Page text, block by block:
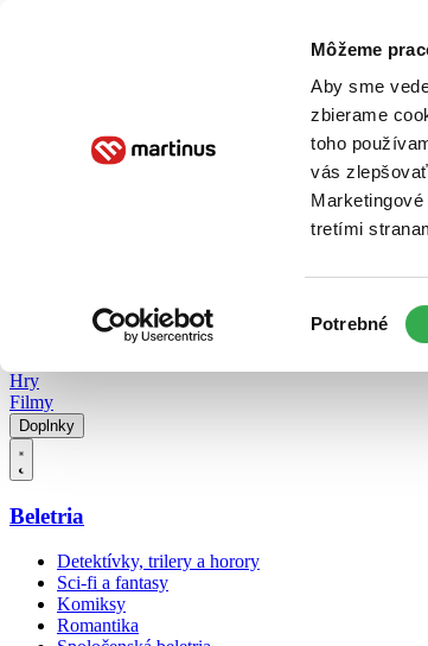
Môžeme
Aby sme
zbierame
toho
vás
tretími
súhlasu
Potrebné
Poukážky
Hry
Filmy
Doplnky
Beletria
Detektívky, trilery a horory
Sci-fi a fantasy
Komiksy
Romantika